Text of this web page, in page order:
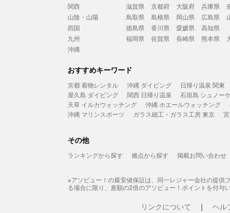
関西
滋賀県 京都府 大阪府 兵庫県
山陰・山陽
鳥取県 島根県 岡山県 広島県
四国
徳島県 香川県 愛媛県
高知県
九州
福岡県 佐賀県 長崎県 熊本県
沖縄
おすすめキーワード
京都 着物レンタル 沖縄 ダイビング 日帰り温泉 関東
屋久島 ダイビング
関西 日帰り温泉 石垣島 シュノー
天草 イルカウォッチング
沖縄 ホエールウォッチング
沖縄 マリンスポーツ
ガラス細工・ガラス工房 東京
その他
ランキングから探す 拠点から探す 掲載お問い合わせ
※アソビュー！の最安値保証は、同一レジャー会社の提供
る場合に限り、差額の2倍のアソビュー！ポイントを付与
リンクについて ヘル